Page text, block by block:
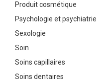
Produit cosmétique
Psychologie et psychiatrie
Sexologie
Soin
Soins capillaires
Soins dentaires